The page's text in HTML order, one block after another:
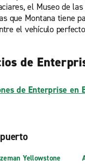
el Museo de
que Montana tiene
el vehículo
de
de Enterprise en
Yellowstone